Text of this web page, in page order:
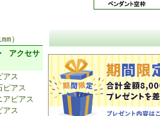
）
アクセサ
アス
ピアス
アピアス
アス